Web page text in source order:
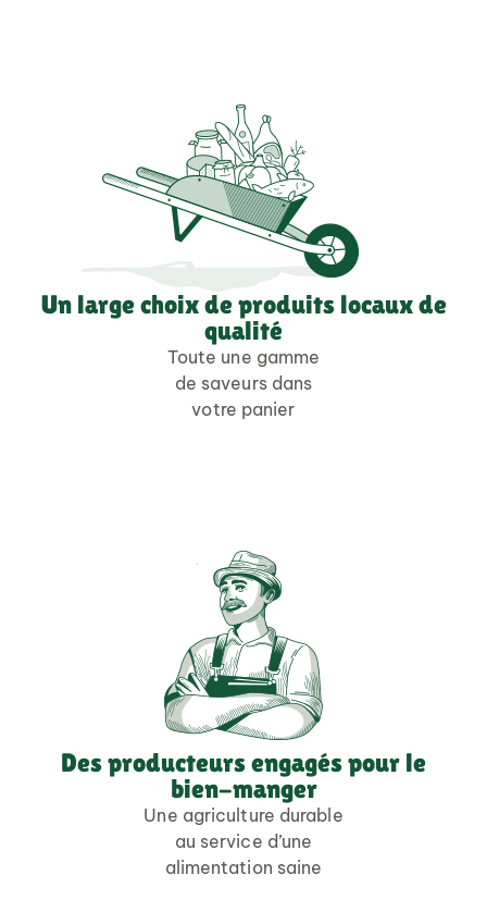
Un large choix de produits locaux de
qualité
Toute une gamme
de saveurs dans
votre panier
Des producteurs engagés pour le
bien-manger
Une agriculture durable
au service d’une
alimentation saine